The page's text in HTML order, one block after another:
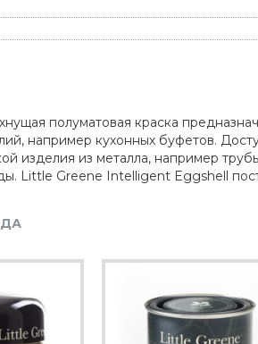
полуматовая краска
например кухонных буфетов.
изделия из металла, например
Little Greene Intelligent Eggshell